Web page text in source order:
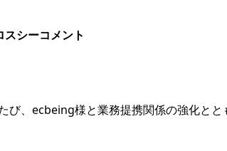
スシーコメント
び、ecbeing様と業務提携関係の強化とと